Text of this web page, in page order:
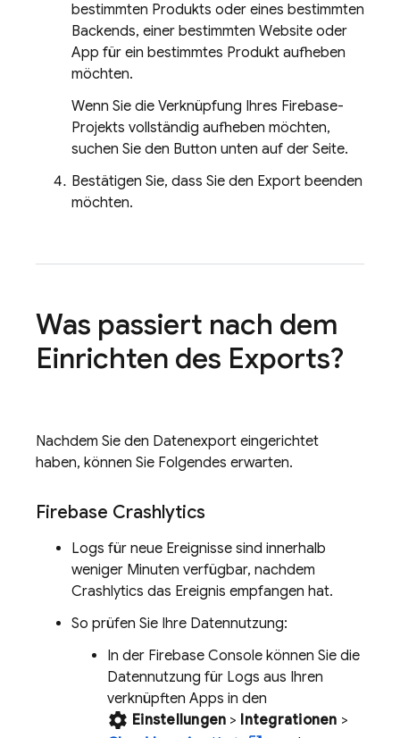
bestimmten Produkts oder eines bestimmten
Backends, einer bestimmten Website oder
App für ein bestimmtes Produkt aufheben
möchten.
Wenn Sie die Verknüpfung Ihres Firebase-
Projekts vollständig aufheben möchten,
suchen Sie den Button unten auf der Seite.
Bestätigen Sie, dass Sie den Export beenden
möchten.
Was passiert nach dem
Einrichten des Exports?
Nachdem Sie den Datenexport eingerichtet
haben, können Sie Folgendes erwarten.
Firebase Crashlytics
Logs für neue Ereignisse sind innerhalb
weniger Minuten verfügbar, nachdem
Crashlytics das Ereignis empfangen hat.
So prüfen Sie Ihre Datennutzung:
In der Firebase Console können Sie die
Datennutzung für Logs aus Ihren
verknüpften Apps in den
settings Einstellungen > Integrationen >